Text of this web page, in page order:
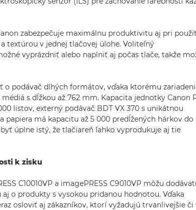
zabezpečuje maximálnu produktivitu aj pri
textúrou v jednej tlačovej úlohe. Voliteľný
vyprázdniť alebo naplniť aj počas tlače, takže
podávač dlhých formátov, vďaka ktorému
s dĺžkou až 762 mm. Kapacita jednotky Canon
listov, externý podávač BDT VX 370 s unikátnou
má kapacitu až 5 000 predĺžených hárkov do
úplne istý, že tlačiareň ľahko vyprodukuje aj tie
k zisku
C10010VP a imagePRESS C9010VP môžu
o produkty s vysokou pridanou hodnotou. Vďaka
osloviť aj zákazníkov, ktorí vyžadujú trvanlivejšie či